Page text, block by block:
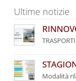
Ultime notizie
Modalità